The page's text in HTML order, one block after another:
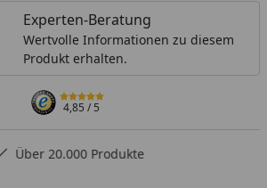
Experten-Beratung
Wertvolle Informationen zu diesem
Produkt erhalten.
4,85/ 5
Über 20.000 Produkte